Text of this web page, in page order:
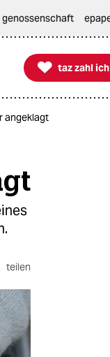
genossenschaft

taz zahl ich
taz zahl ich
angeklagt
teilen